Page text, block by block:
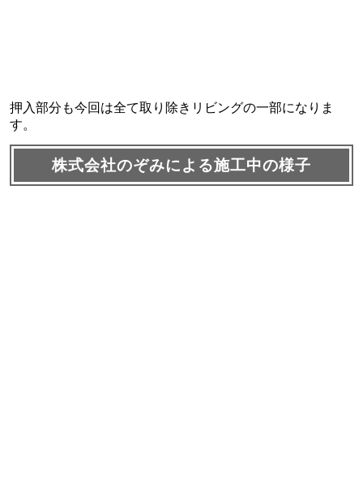
押入部分も今回は全て取り除きリビングの一部になりま
す。
株式会社のぞみによる施工中の様子